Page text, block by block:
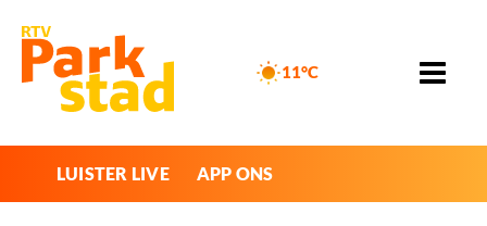
11°C
LUISTER LIVE APP ONS